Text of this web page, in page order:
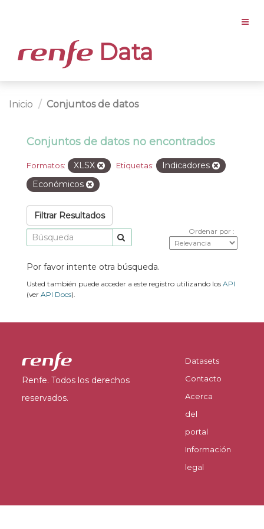
Data
Inicio Conjuntos de datos
Conjuntos de datos no encontrados
Formatos: XLSX Etiquetas:
Indicadores
Económicos
Filtrar Resultados
Ordenar por
Por favor intente otra búsqueda.
Usted también puede acceder a este registro utilizando los API
(ver API Docs).
Renfe. Todos los derechos
reservados.
Datasets
Contacto
Acerca
del
portal
Información
legal